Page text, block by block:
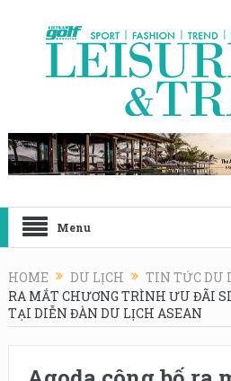
Menu
HOME DU LỊCH TIN TỨC DU
RA MẮT CHƯƠNG TRÌNH ƯU ĐÃI
TẠI DIỄN ĐÀN DU LỊCH ASEAN